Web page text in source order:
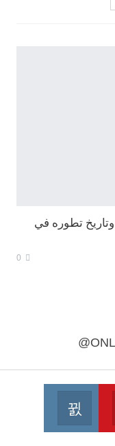
تطوره في
Join
Youtube
Join us on Youtube